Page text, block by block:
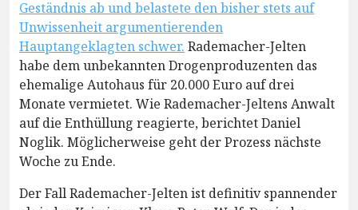
Geständnis ab und belastete den bisher stets auf
Unwissenheit argumentierenden
Hauptangeklagten schwer. Rademacher-Jelten
habe dem unbekannten Drogenproduzenten das
ehemalige Autohaus für 20.000 Euro auf drei
Monate vermietet. Wie Rademacher-Jeltens Anwalt
auf die Enthüllung reagierte, berichtet Daniel
Noglik. Möglicherweise geht der Prozess nächste
Woche zu Ende.
Der Fall Rademacher-Jelten ist definitiv spannender